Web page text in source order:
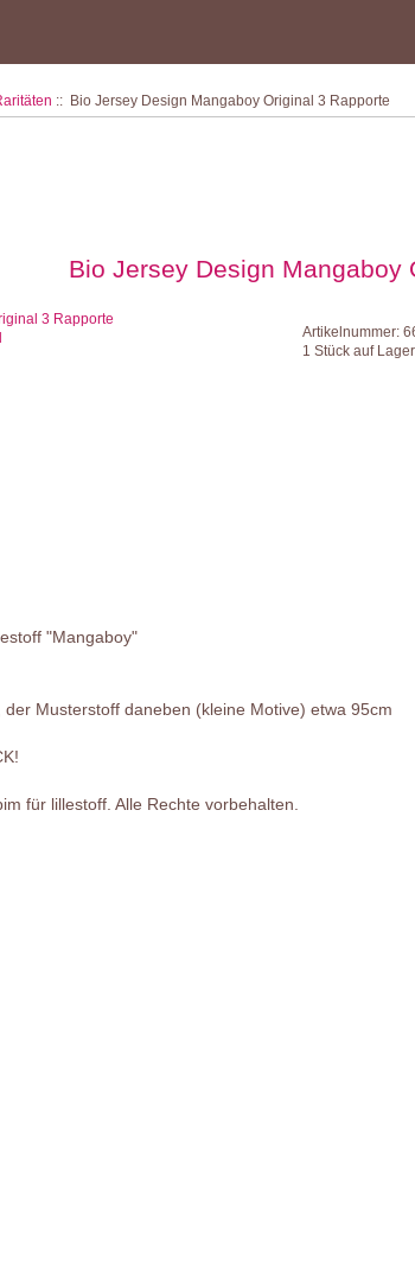
:: Bio Jersey Design Mangaboy Original 3 Rapporte
Bio Jersey Design Mangaboy
Artikelnummer:
1 Stück auf Lager
"Mangaboy"
Musterstoff daneben (kleine Motive) etwa 95cm
für lillestoff. Alle Rechte vorbehalten.